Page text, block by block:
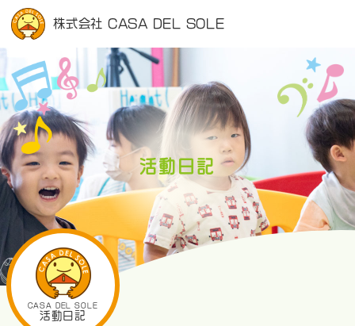
株式会社 CASA DEL SOLE
活動日記
CASA DEL SOLE
活動日記